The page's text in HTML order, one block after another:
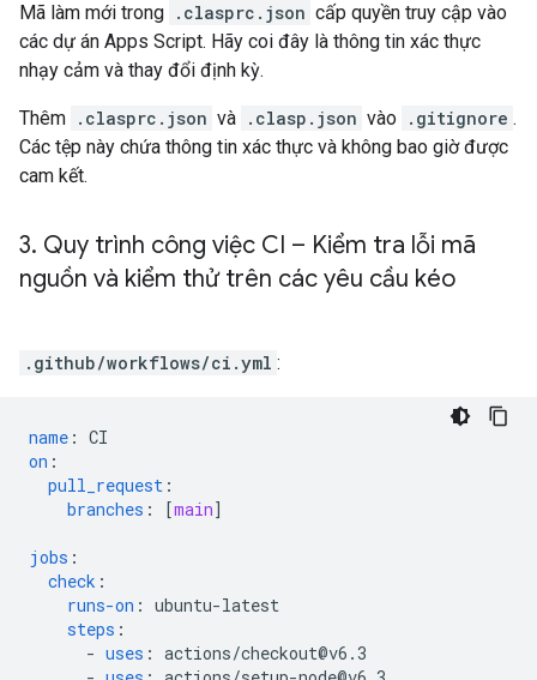
Mã làm mới trong .clasprc.json cấp quyền truy cập vào
các dự án Apps Script. Hãy coi đây là thông tin xác thực
nhạy cảm và thay đổi định kỳ.
Thêm .clasprc.json và .clasp.json vào .gitignore .
Các tệp này chứa thông tin xác thực và không bao giờ được
cam kết.
3. Quy trình công việc CI – Kiểm tra lỗi mã
nguồn và kiểm thử trên các yêu cầu kéo
.github/workflows/ci.yml :
name : CI
on :
pull_request :
branches : [main]
jobs :
check :
runs-on : ubuntu-latest
steps :
- uses : actions/checkout@v6.3